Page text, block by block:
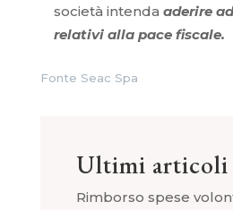
società intenda aderire
relativi alla pace fiscale.
Fonte Seac Spa
Ultimi articoli
Rimborso spese